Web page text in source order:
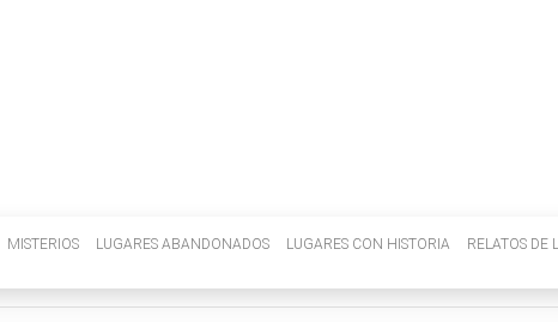
MISTERIOS LUGARES ABANDONADOS LUGARES CON HISTORIA RELATOS DE